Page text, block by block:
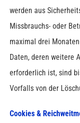
werden aus
Missbrauchs- oder
maximal drei
Daten, deren weitere
erforderlich ist, sind
Vorfalls von der
Cookies &